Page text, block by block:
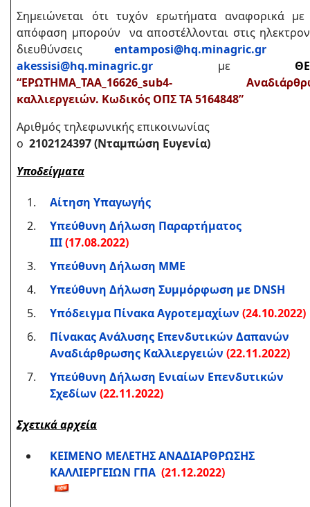
Σημειώνεται ότι τυχόν ερωτήματα αναφορικά με
απόφαση μπορούν να αποστέλλονται στις
διευθύνσεις entamposi@hq.minagric.gr
akessisi@hq.minagric.gr με
“ΕΡΩΤΗΜΑ_ΤΑΑ_16626_sub4-
καλλιεργειών. Κωδικός ΟΠΣ ΤΑ 5164848”
Aριθμός τηλεφωνικής επικοινωνίας
ο 2102124397(Νταμπώση Ευγενία)
Υποδείγματα
Αίτηση Υπαγωγής
Υπεύθυνη Δήλωση Παραρτήματος
ΙΙΙ(17.08.2022)
Υπεύθυνη Δήλωση ΜΜΕ
Υπεύθυνη Δήλωση Συμμόρφωση με DNSH
Yπόδειγμα Πίνακα Αγροτεμαχίων (24.10.2022)
Πίνακας Ανάλυσης Επενδυτικών Δαπανών
Αναδιάρθρωσης Καλλιεργειών (22.11.2022)
Yπεύθυνη Δήλωση Ενιαίων Επενδυτικών
Σχεδίων (22.11.2022)
Σχετικά αρχεία
ΚΕΙΜΕΝΟ ΜΕΛΕΤΗΣ ΑΝΑΔΙΑΡΘΡΩΣΗΣ
ΚΑΛΛΙΕΡΓΕΙΩΝ ΓΠΑ (21.12.2022)